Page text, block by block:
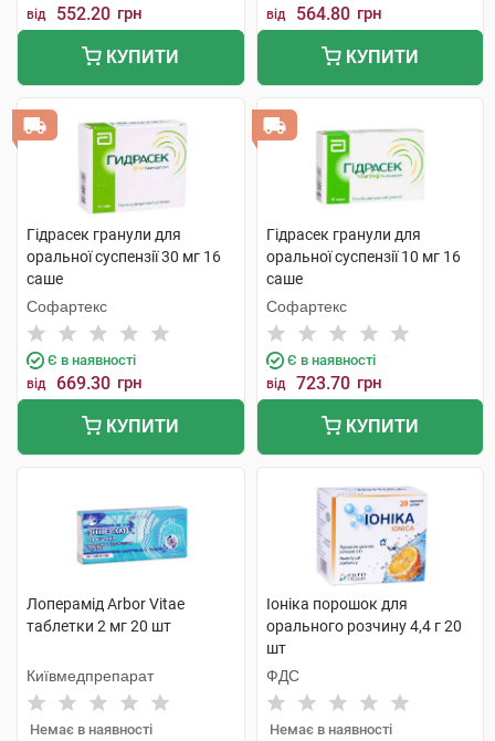
від 552.20 грн
КУПИТИ
від 564.80 грн
КУПИТИ
Гідрасек гранули для
оральної суспензії 30 мг 16
саше
Софартекс
Є в наявності
від 669.30 грн
КУПИТИ
Гідрасек гранули для
оральної суспензії 10 мг 16
саше
Софартекс
Є в наявності
від 723.70 грн
КУПИТИ
Лоперамід Arbor Vitae
таблетки 2 мг 20 шт
Київмедпрепарат
Немає в наявності
Іоніка порошок для
орального розчину 4,4 г 20
шт
ФДС
Немає в наявності